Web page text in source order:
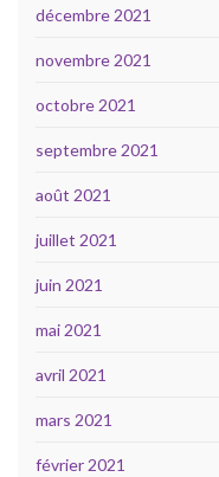
décembre 2021
novembre 2021
octobre 2021
septembre 2021
août 2021
juillet 2021
juin 2021
mai 2021
avril 2021
mars 2021
février 2021